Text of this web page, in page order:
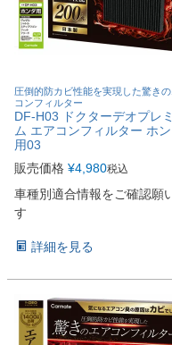
圧倒的防カビ性能を実現した驚き
コンフィルター
DF-H03 ドクターデオプレ
ム エアコンフィルター ホ
用03
販売価格 ¥4,980税込
車種別適合情報をご確認願
す
詳細を見る